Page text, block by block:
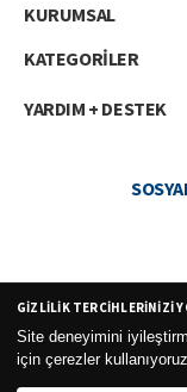
KURUMSAL
KATEGORİLER
YARDIM + DESTEK
Curesel
GIZLILIK TERCIHLERINIZI
Site deneyimini
için çerezler